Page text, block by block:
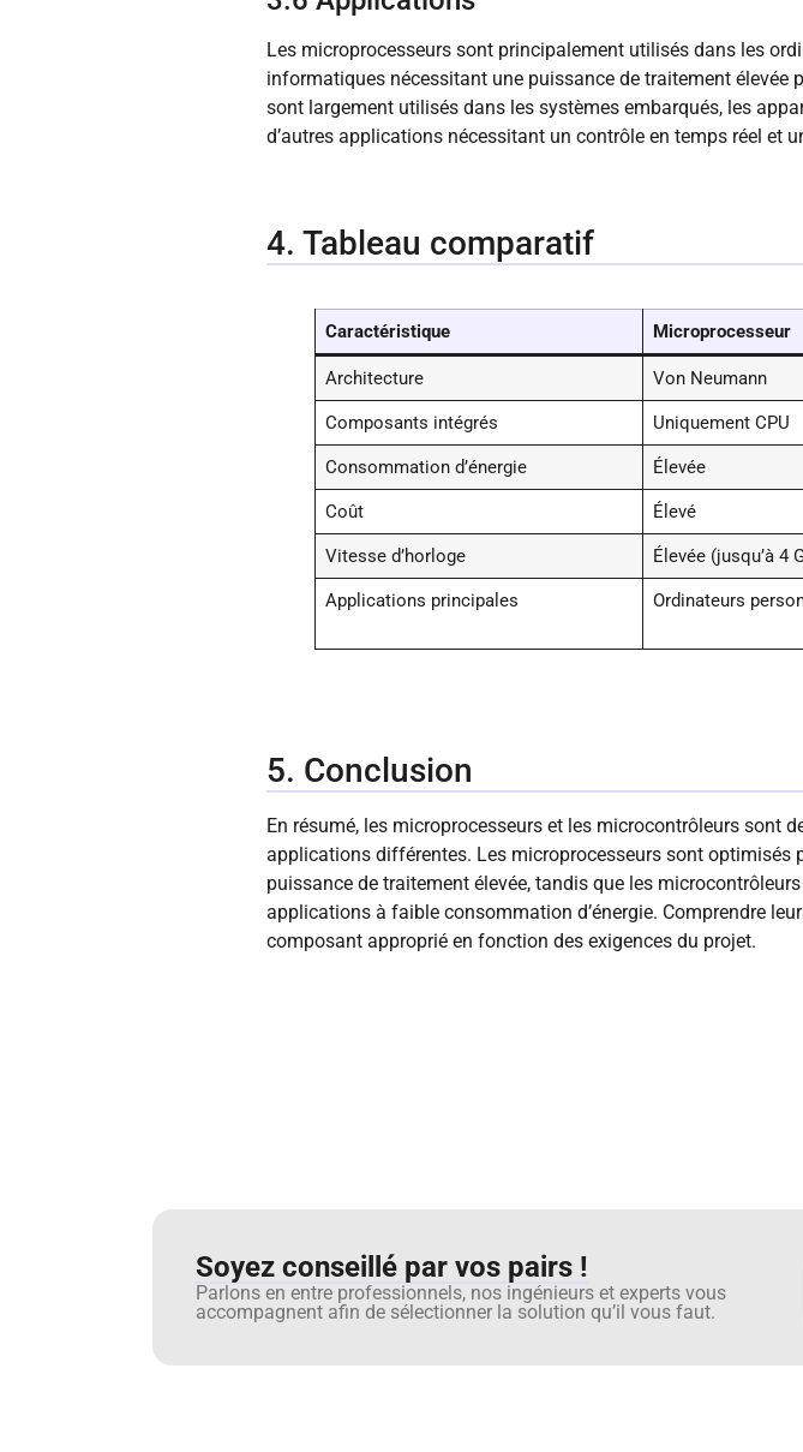
Les microprocesseurs sont principalement utilisés dans les
informatiques nécessitant une puissance de traitement élevée
sont largement utilisés dans les systèmes embarqués, les
d’autres applications nécessitant un contrôle en temps réel et
4. Tableau comparatif
Caractéristique Microprocesseur
Architecture Von Neumann
Composants intégrés Uniquement CPU
Consommation d’énergie Élevée
Coût Élevé
Vitesse d’horloge Élevée (jusqu’à 4
Applications principales Ordinateurs
5. Conclusion
En résumé, les microprocesseurs et les microcontrôleurs sont
applications différentes. Les microprocesseurs sont
puissance de traitement élevée, tandis que les
applications à faible consommation d’énergie. Comprendre
composant approprié en fonction des exigences du projet.
Soyez conseillé par vos pairs !
Parlons en entre professionnels, nos ingénieurs et experts vous
accompagnent afin de sélectionner la solution qu’il vous faut.